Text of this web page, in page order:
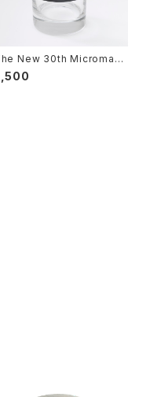
New 30th Micromax
】Glass